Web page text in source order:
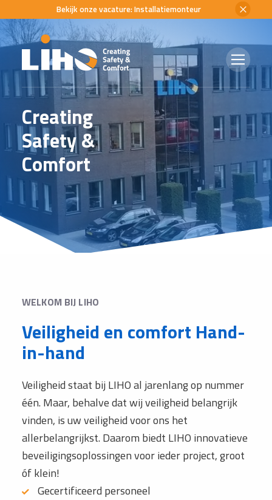
Bekijk onze vacature: Installatiemonteur
Creating
Safety&
Comfort
WELKOM BIJ LIHO
Veiligheid en comfort Hand-
in-hand
Veiligheid staat bij LIHO al jarenlang op nummer
één. Maar, behalve dat wij veiligheid belangrijk
vinden, is uw veiligheid voor ons het
allerbelangrijkst. Daarom biedt LIHO innovatieve
beveiligingsoplossingen voor ieder project, groot
óf klein!
Gecertificeerd personeel